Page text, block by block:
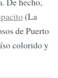
(La
de Puerto
colorido y